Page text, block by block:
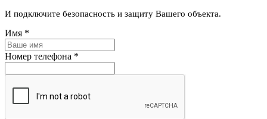
И подключите безопасность и защиту Вашего объекта.
Имя *
Номер телефона *